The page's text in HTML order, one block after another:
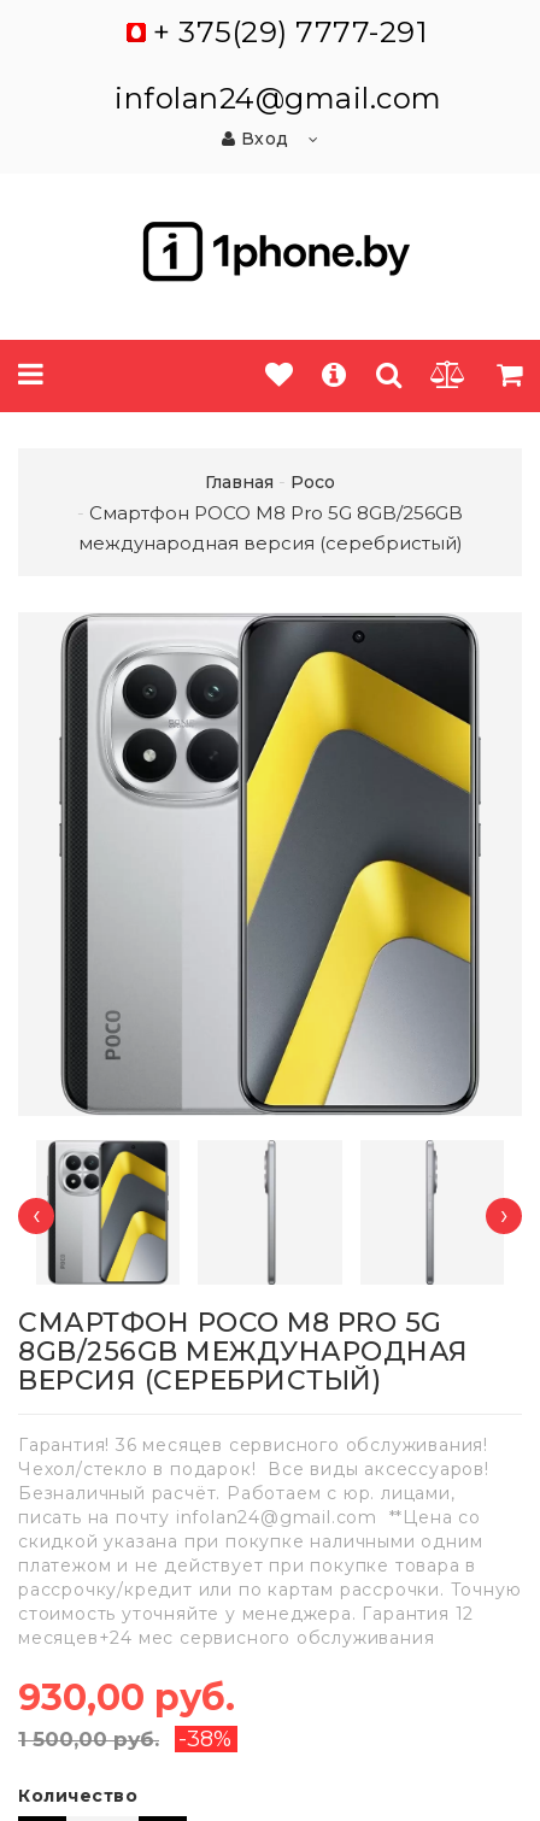
+ 375(29) 7777-291
infolan24@gmail.com
Вход
Главная Poco
Смартфон POCO M8 Pro 5G 8GB/256GB
международная версия (серебристый)
‹ ›
СМАРТФОН POCO M8 PRO 5G
8GB/256GB МЕЖДУНАРОДНАЯ
ВЕРСИЯ (СЕРЕБРИСТЫЙ)
Гарантия! 36 месяцев сервисного обслуживания!
Чехол/стекло в подарок! Все виды аксессуаров!
Безналичный расчёт. Работаем с юр. лицами,
писать на почту infolan24@gmail.com **Цена со
скидкой указана при покупке наличными одним
платежом и не действует при покупке товара в
рассрочку/кредит или по картам рассрочки. Точную
стоимость уточняйте у менеджера. Гарантия 12
месяцев+24 мес сервисного обслуживания
930,00 руб.
1 500,00 руб. -38%
Количество